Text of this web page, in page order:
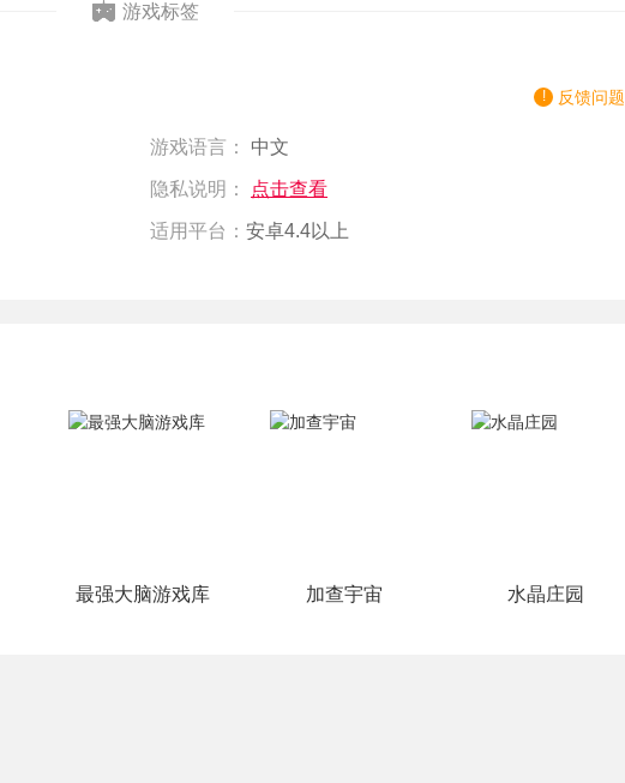
游戏标签
反馈问题
游戏语言： 中文
隐私说明： 点击查看
适用平台： 安卓4.4以上
最强大脑游戏库 加查宇宙 水晶庄园